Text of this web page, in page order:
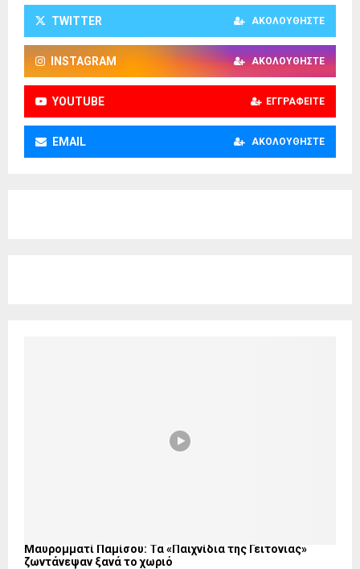
TWITTER ΑΚΟΛΟΥΘΉΣΤΕ
INSTAGRAM ΑΚΟΛΟΥΘΉΣΤΕ
YOUTUBE ΕΓΓΡΑΦΕΊΤΕ
EMAIL ΑΚΟΛΟΥΘΉΣΤΕ
Μαυρομματί Παμίσου: Τα «Παιχνίδια της Γειτονιάς»
ζωντάνεψαν ξανά το χωριό